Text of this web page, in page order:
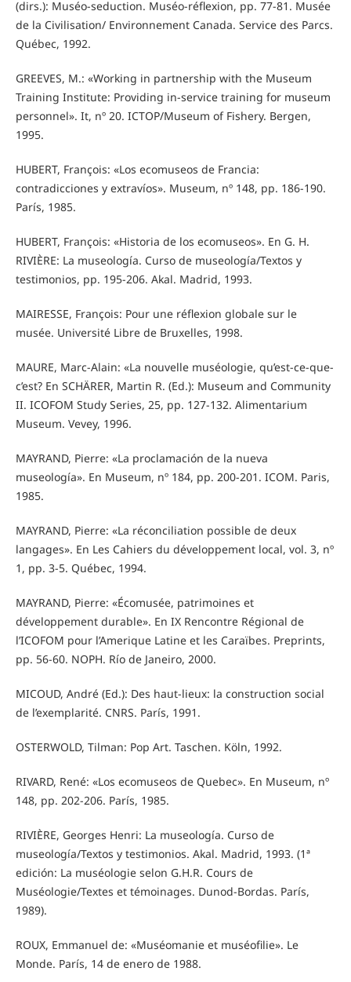
(dirs.): Muséo-seduction. Muséo-réflexion, pp. 77-81. Musée
de la Civilisation/ Environnement Canada. Service des Parcs.
Québec, 1992.
GREEVES, M.: «Working in partnership with the Museum
Training Institute: Providing in-service training for museum
personnel». It, nº 20. ICTOP/Museum of Fishery. Bergen,
1995.
HUBERT, François: «Los ecomuseos de Francia:
contradicciones y extravíos». Museum, nº 148, pp. 186-190.
París, 1985.
HUBERT, François: «Historia de los ecomuseos». En G. H.
RIVIÈRE: La museología. Curso de museología/Textos y
testimonios, pp. 195-206. Akal. Madrid, 1993.
MAIRESSE, François: Pour une réflexion globale sur le
musée. Université Libre de Bruxelles, 1998.
MAURE, Marc-Alain: «La nouvelle muséologie, qu’est-ce-que-
c’est? En SCHÄRER, Martin R. (Ed.): Museum and Community
II. ICOFOM Study Series, 25, pp. 127-132. Alimentarium
Museum. Vevey, 1996.
MAYRAND, Pierre: «La proclamación de la nueva
museología». En Museum, nº 184, pp. 200-201. ICOM. Paris,
1985.
MAYRAND, Pierre: «La réconciliation possible de deux
langages». En Les Cahiers du développement local, vol. 3, nº
1, pp. 3-5. Québec, 1994.
MAYRAND, Pierre: «Écomusée, patrimoines et
développement durable». En IX Rencontre Régional de
l’ICOFOM pour l’Amerique Latine et les Caraïbes. Preprints,
pp. 56-60. NOPH. Río de Janeiro, 2000.
MICOUD, André (Ed.): Des haut-lieux: la construction social
de l’exemplarité. CNRS. París, 1991.
OSTERWOLD, Tilman: Pop Art. Taschen. Köln, 1992.
RIVARD, René: «Los ecomuseos de Quebec». En Museum, nº
148, pp. 202-206. París, 1985.
RIVIÈRE, Georges Henri: La museología. Curso de
museología/Textos y testimonios. Akal. Madrid, 1993. (1ª
edición: La muséologie selon G.H.R. Cours de
Muséologie/Textes et témoinages. Dunod-Bordas. París,
1989).
ROUX, Emmanuel de: «Muséomanie et muséofilie». Le
Monde. París, 14 de enero de 1988.